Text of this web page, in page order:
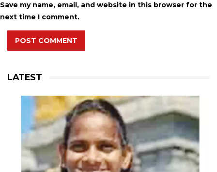
Save my name, email, and website in this browser for the
next time I comment.
POST COMMENT
LATEST
இந்தியா செய்திகள்
19 வயதில் 9 பேருக்கு டிமிக்கி:
அத்தையுடன் மோசடி செய்த கல்யாண
ராணி கைது!